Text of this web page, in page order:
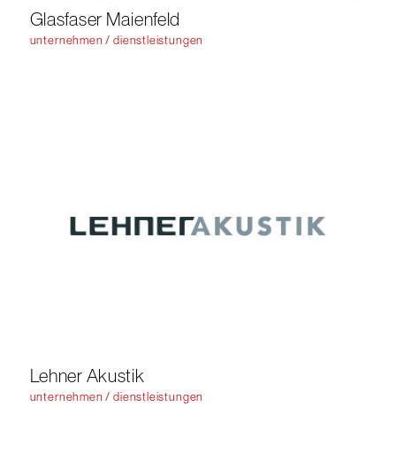
Glasfaser Maienfeld
unternehmen / dienstleistungen
Lehner Akustik
unternehmen / dienstleistungen